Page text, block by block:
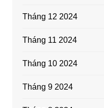
Tháng 12 2024
Tháng 11 2024
Tháng 10 2024
Tháng 9 2024